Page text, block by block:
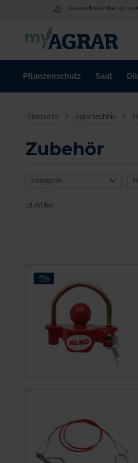
Versandkostenfrei ab
Pflanzenschutz Saat
Startseite Agrartechnik
Zubehör
Kategorie
Beleuchtung &
Elektrik
Bremsanlagen
Fahrwerkteile
Mehr anzeigen
18 Artikel
5